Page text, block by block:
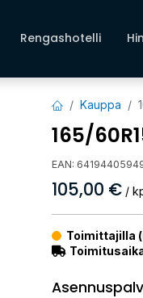
Rengashotelli
Kauppa
165/
EAN:
105,00 € /
Toimittajilla